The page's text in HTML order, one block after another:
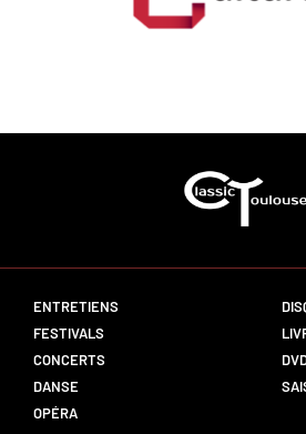
ENTRETIENS
FESTIVALS
CONCERTS
DANSE
OPÉRA